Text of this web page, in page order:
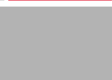
Państwa wcześniejsza zgoda